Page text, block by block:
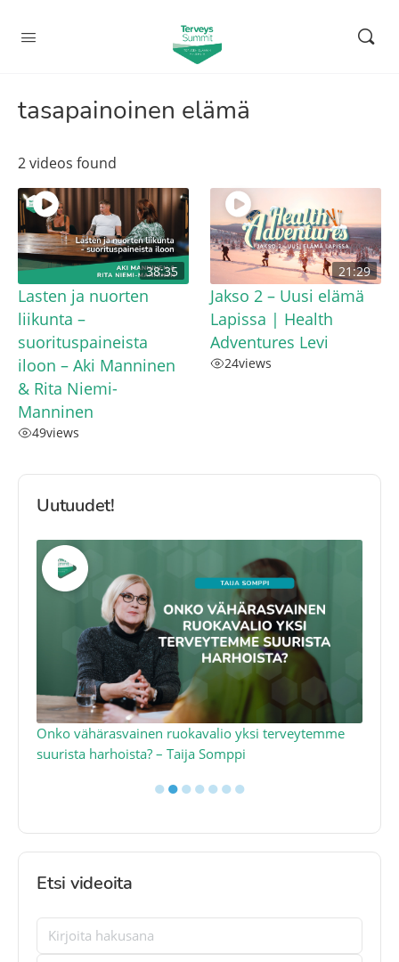
tasapainoinen elämä
2 videos found
38:35
Lasten ja nuorten
liikunta –
suorituspaineista
iloon – Aki Manninen
& Rita Niemi-
Manninen
49views
21:29
Jakso 2 – Uusi elämä
Lapissa | Health
Adventures Levi
24views
Uutuudet!
Onko vähärasvainen ruokavalio yksi terveytemme
suurista harhoista? – Taija Somppi
●●●●●●●
Etsi videoita